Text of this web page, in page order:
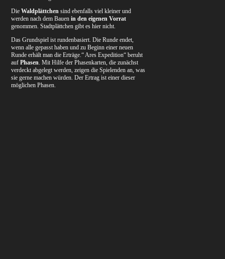
DieWaldplättchen sind ebenfalls viel kleiner und
werden nach dem Bauen in den eigenen Vorrat
genommen. Stadtplättchen gibt es hier nicht.
Das Grundspiel ist rundenbasiert. Die Runde endet,
wenn alle gepasst haben und zu Beginn einer neuen
Runde erhält man die Erträge.“ Ares Expedition“ beruht
aufPhasen. Mit Hilfe der Phasenkarten, die zunächst
verdeckt abgelegt werden, zeigen die Spielenden an, was
sie gerne machen würden. Der Ertrag ist einer dieser
möglichen Phasen.